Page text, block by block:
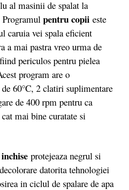
al masinii de spalat la
Programul pentru copii este
caruia vei spala eficient
a mai pastra vreo urma de
periculos pentru pielea
program are o
60°C, 2 clatiri suplimentare
de 400 rpm pentru ca
mai bine curatate si
protejeaza negrul si
datorita tehnologiei
in ciclul de spalare de apa